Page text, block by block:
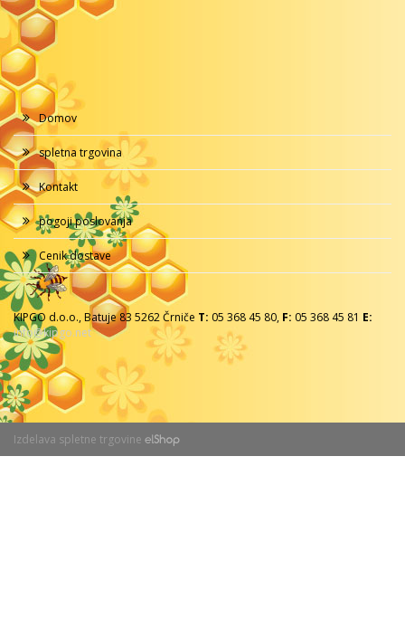
Domov
spletna trgovina
Kontakt
pogoji poslovanja
Cenik dostave
KIPGO d.o.o., Batuje 83 5262 Črniče T: 05 368 45 80, F: 05 368 45 81 E:
info@kipgo.net
Izdelava spletne trgovine